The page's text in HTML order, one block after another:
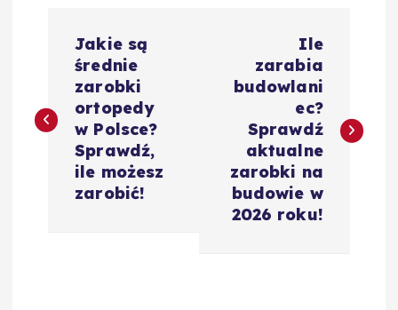
w
Jakie są
średnie
zarobki
ortopedy
w Polsce?
Sprawdź,
ile możesz
zarobić!
Ile
zarabia
budowlani
ec?
Sprawdź
aktualne
zarobki na
budowie w
2026 roku!